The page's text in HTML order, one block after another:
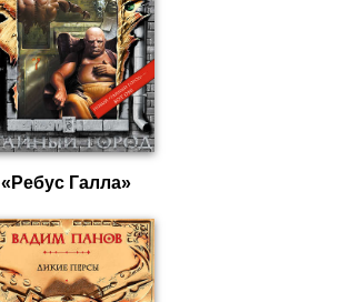
«Ребус Галла»